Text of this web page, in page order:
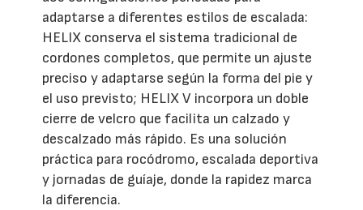
adaptarse a diferentes estilos de escalada:
HELIX conserva el sistema tradicional de
cordones completos, que permite un ajuste
preciso y adaptarse según la forma del pie y
el uso previsto; HELIX V incorpora un doble
cierre de velcro que facilita un calzado y
descalzado más rápido. Es una solución
práctica para rocódromo, escalada deportiva
y jornadas de guíaje, donde la rapidez marca
la diferencia.